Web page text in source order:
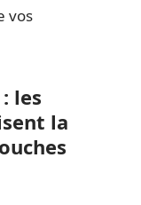
vos
les
la